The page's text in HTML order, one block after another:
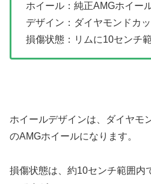
ホイール：純正AMGホイー
デザイン：ダイヤモンドカ
損傷状態：リムに10センチ
ホイールデザインは、ダイヤモ
のAMGホイールになります。
損傷状態は、約10センチ範囲内